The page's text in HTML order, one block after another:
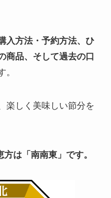
入方法・予約方法、ひ
商品、そして過去の口
。
楽しく美味しい節分を
は「南南東」です。